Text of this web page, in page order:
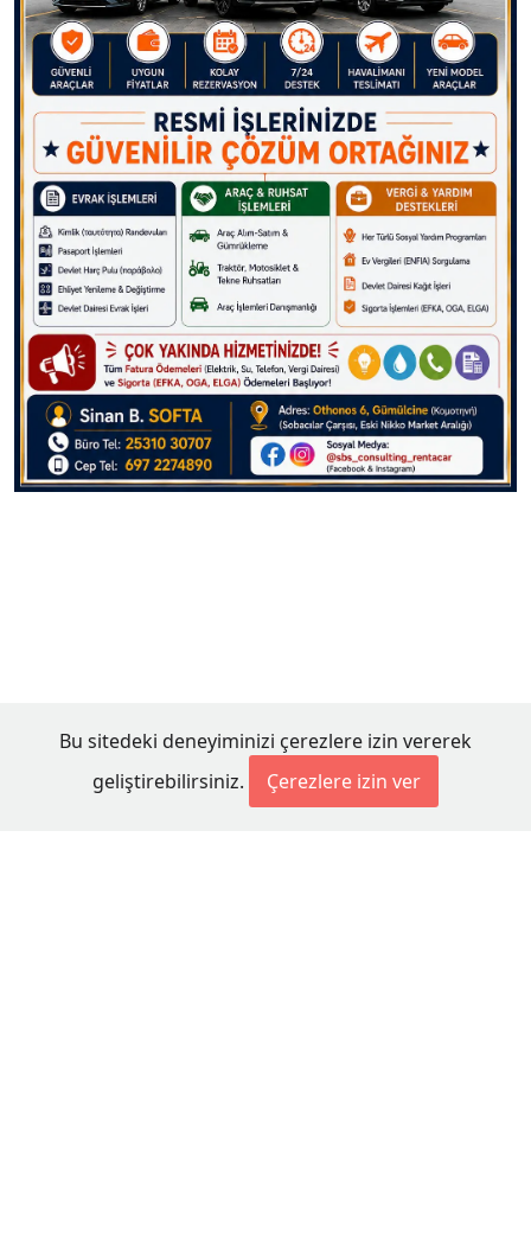
Bu sitedeki deneyiminizi çerezlere izin vererek
geliştirebilirsiniz.
Çerezlere izin ver